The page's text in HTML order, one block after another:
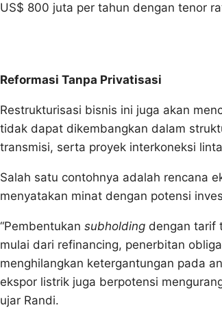
US$ 800 juta per tahun dengan tenor
Reformasi Tanpa Privatisasi
Restrukturisasi bisnis ini juga akan
tidak dapat dikembangkan dalam
transmisi, serta proyek interkoneksi
Salah satu contohnya adalah rencana
menyatakan minat dengan potensi
“Pembentukan subholding dengan tarif
mulai dari refinancing, penerbitan
menghilangkan ketergantungan pada
ekspor listrik juga berpotensi
ujar Randi.